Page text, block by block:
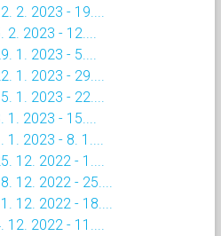
2. 2023 - 19....
2023 - 12....
1. 2023 - 5....
1. 2023 - 29....
1. 2023 - 22....
2023 - 15....
2023 - 8. 1....
12. 2022 - 1....
12. 2022 - 25....
12. 2022 - 18....
2022 - 11....